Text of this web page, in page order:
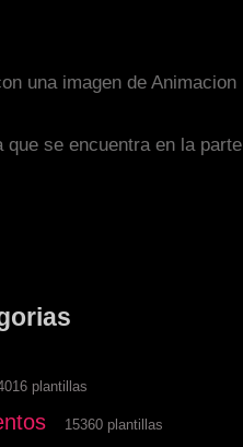
una imagen de Animacion
se encuentra en la parte
plantillas
15360 plantillas